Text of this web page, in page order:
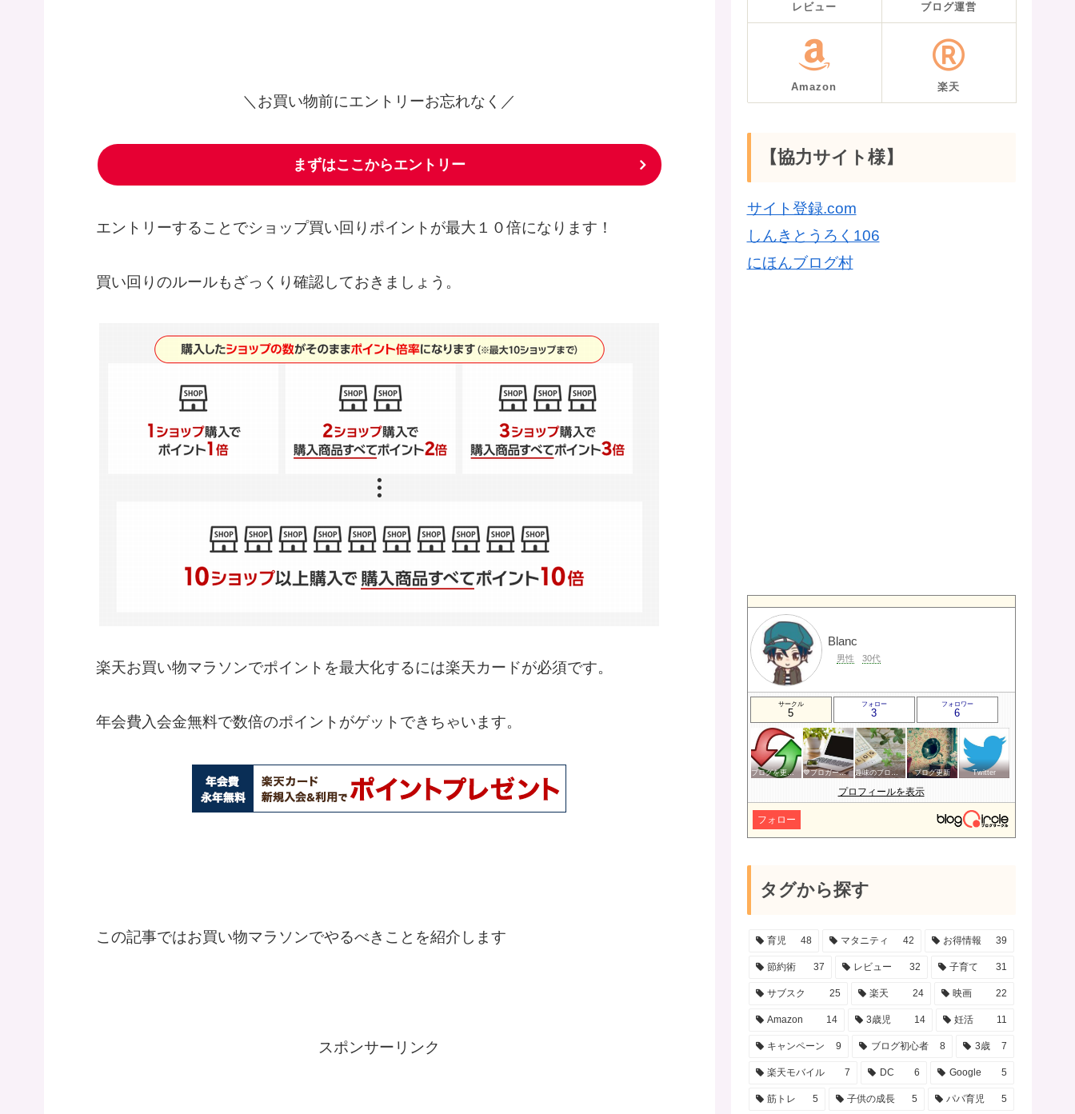
＼お買い物前にエントリーお忘れなく／
まずはここからエントリー
エントリーすることでショップ買い回りポイントが最大１０倍になります！
買い回りのルールもざっくり確認しておきましょう。
楽天お買い物マラソンでポイントを最大化するには楽天カードが必須です。
年会費入会金無料で数倍のポイントがゲットできちゃいます。
この記事ではお買い物マラソンでやるべきことを紹介します
スポンサーリンク
レビュー ブログ運営
Amazon 楽天
【協力サイト様】
サイト登録.com
しんきとうろく106
にほんブログ村
Blanc
男性 30代
サークル
5
フォロー
3
フォロワー
6
ブログを更新したらここで報告 💙ブロガー応援&更新報告♪💙 趣味のブログを楽しむ会 ブログ更新 Twitter
プロフィールを表示
フォロー
タグから探す
育児 48 マタニティ 42 お得情報 39
節約術 37 レビュー 32 子育て 31
サブスク 25 楽天 24 映画 22
Amazon 14 3歳児 14 妊活 11
キャンペーン 9 ブログ初心者 8 3歳 7
楽天モバイル 7 DC 6 Google 5
筋トレ 5 子供の成長 5 パパ育児 5